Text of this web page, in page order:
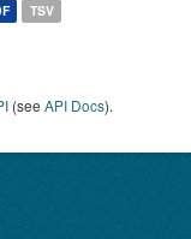
TSV
(see API Docs).